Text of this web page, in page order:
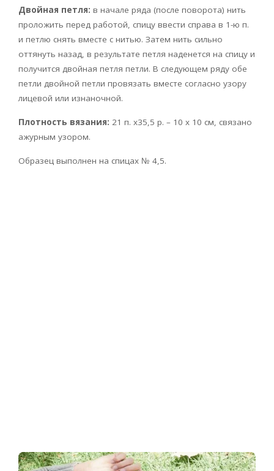
Двойная петля: в начале ряда (после поворота) нить
проложить перед работой, спицу ввести справа в 1-ю п.
и петлю снять вместе с нитью. Затем нить сильно
оттянуть назад, в результате петля наденется на спицу и
получится двойная петля петли. В следующем ряду обе
петли двойной петли провязать вместе согласно узору
лицевой или изнаночной.
Плотность вязания: 21 п. х35,5 р. – 10 х 10 см, связано
ажурным узором.
Образец выполнен на спицах № 4,5.